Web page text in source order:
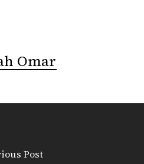
Omar
Post